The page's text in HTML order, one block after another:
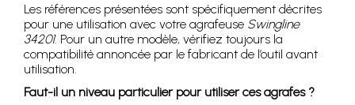
Les références présentées sont spécifiquement décrites
pour une utilisation avec votre agrafeuse Swingline
34201. Pour un autre modèle, vérifiez toujours la
compatibilité annoncée par le fabricant de l’outil avant
utilisation.
Faut-il un niveau particulier pour utiliser ces agrafes ?